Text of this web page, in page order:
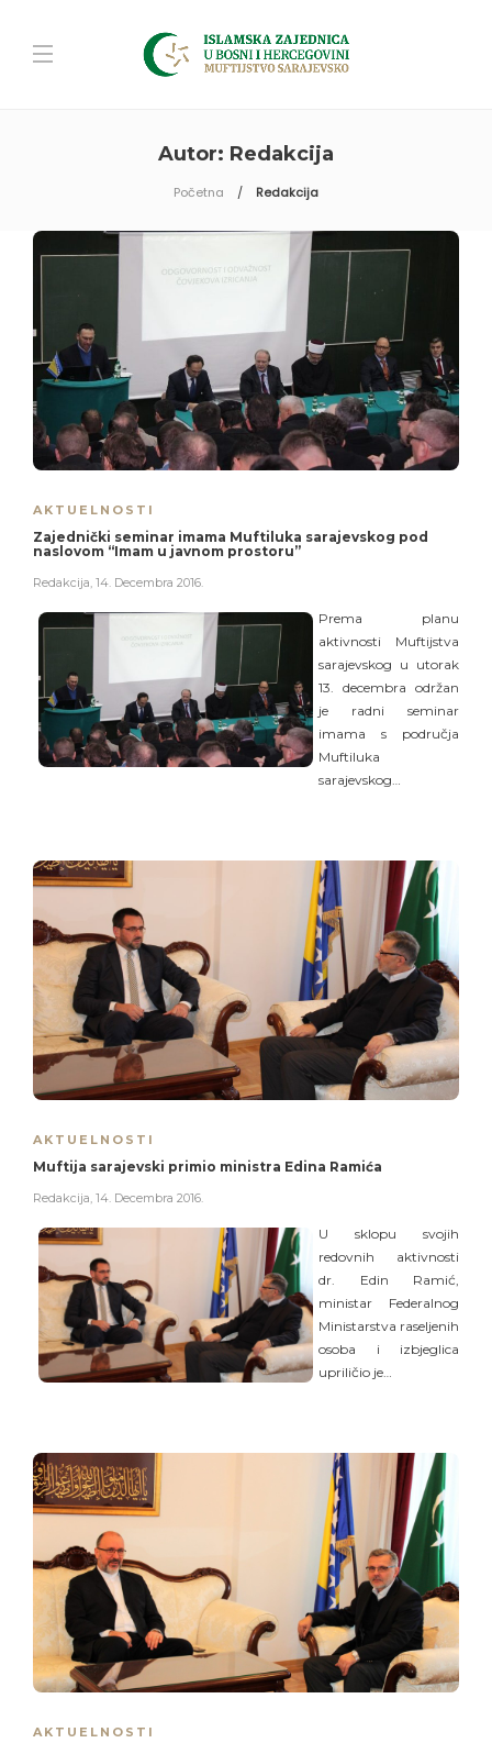
Autor: Redakcija
Početna Redakcija
AKTUELNOSTI
Zajednički seminar imama Muftiluka sarajevskog pod
naslovom “Imam u javnom prostoru”
Redakcija, 14. Decembra 2016.
Prema planu
aktivnosti Muftijstva
sarajevskog u utorak
13. decembra održan
je radni seminar
imama s područja
Muftiluka
sarajevskog…
AKTUELNOSTI
Muftija sarajevski primio ministra Edina Ramića
Redakcija, 14. Decembra 2016.
U sklopu svojih
redovnih aktivnosti
dr. Edin Ramić,
ministar Federalnog
Ministarstva raseljenih
osoba i izbjeglica
upriličio je…
AKTUELNOSTI